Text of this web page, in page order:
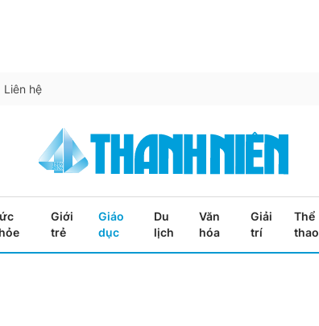
Liên hệ
Giới
trẻ
Giáo
dục
Du
lịch
Văn
hóa
Giải
trí
Thể
thao